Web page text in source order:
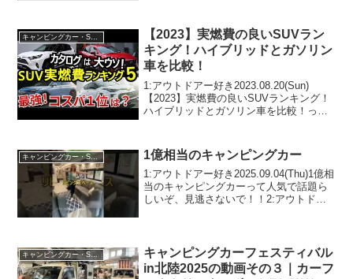
目です！3:アウトドアー...
【2023】実燃費の良いSUVラン
キング！ハイブリッドとガソリン
車を比較！
1:アウトドアー好き2023.08.20(Sun)
【2023】実燃費の良いSUVランキング！
ハイブリッドとガソリン車を比較！って
動画は注目です！3:ア...
キャンピングカー・SUV人気車種 1億相当のキャンピングカー
1:アウトドアー好き2025.09.04(Thu)1億相
当のキャンピングカーって人気で話題ら
しいぞ、見逃さないで！！2:アウトドア
キャンピングカーフェスティバル
in北陸2025の動画その３｜カーフ